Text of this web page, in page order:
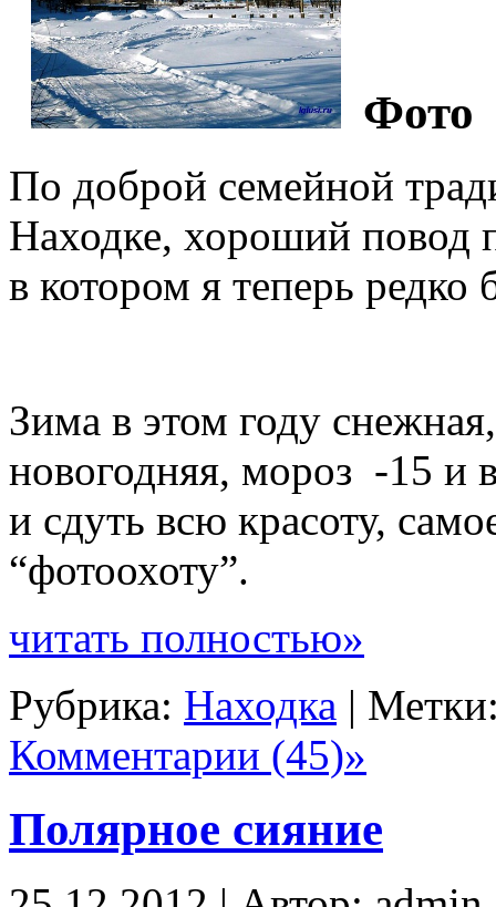
Фото
По доброй семейной
Находке, хороший повод
в котором я теперь редко
Зима в этом году
новогодняя, мороз -15 и
и сдуть всю красоту,
“фотоохоту”.
читать полностью»
Рубрика: Находка |
Комментарии (45)»
Полярное сияние